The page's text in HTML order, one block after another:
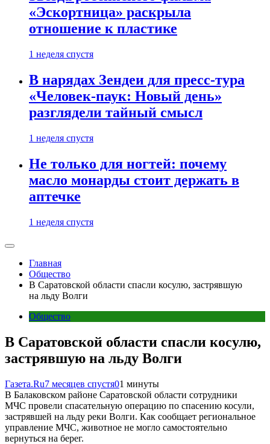
«Эскортница» раскрыла
отношение к пластике
1 неделя спустя
В нарядах Зендеи для пресс-тура
«Человек-паук: Новый день»
разглядели тайный смысл
1 неделя спустя
Не только для ногтей: почему
масло монарды стоит держать в
аптечке
1 неделя спустя
Главная
Общество
В Саратовской области спасли косулю, застрявшую
на льду Волги
Общество
В Саратовской области спасли косулю,
застрявшую на льду Волги
Газета.Ru7 месяцев спустя01 минуты
В Балаковском районе Саратовской области сотрудники
МЧС провели спасательную операцию по спасению косули,
застрявшей на льду реки Волги. Как сообщает региональное
управление МЧС, животное не могло самостоятельно
вернуться на берег.